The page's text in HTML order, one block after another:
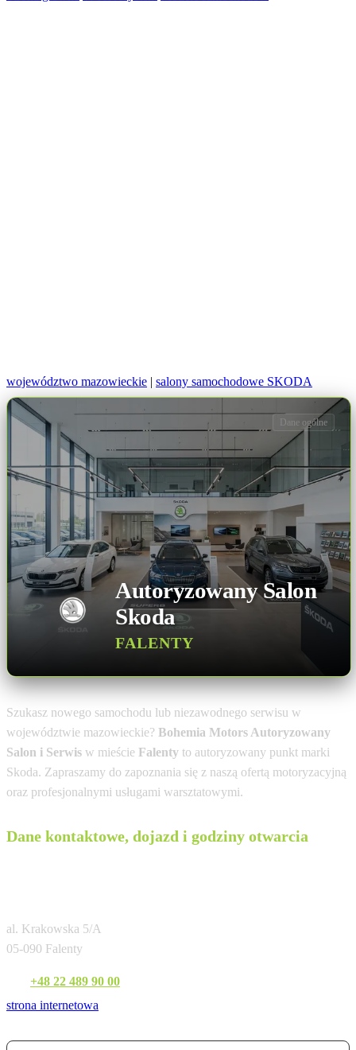
województwo mazowieckie | salony samochodowe SKODA
Autoryzowany Salon
Skoda
FALENTY
Dane ogólne
Szukasz nowego samochodu lub niezawodnego serwisu w
województwie mazowieckie? Bohemia Motors Autoryzowany
Salon i Serwis w mieście Falenty to autoryzowany punkt marki
Skoda. Zapraszamy do zapoznania się z naszą ofertą motoryzacyjną
oraz profesjonalnymi usługami warsztatowymi.
Dane kontaktowe, dojazd i godziny otwarcia
al. Krakowska 5/A
05-090 Falenty
+48 22 489 90 00
strona internetowa